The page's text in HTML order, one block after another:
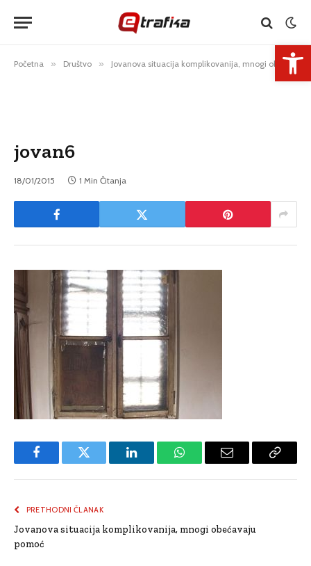
Početna » Društvo » Jovanova situacija komplikovanija, mnogi obećavaju pomoć
jovan6
18/01/2015 1 Min Čitanja
FacebookTwitter LinkedInWhatsAppEmail
Copy
PRETHODNI ČLANAK
Jovanova situacija komplikovanija, mnogi obećavaju
pomoć